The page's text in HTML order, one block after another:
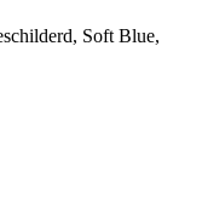
Soft Blue,